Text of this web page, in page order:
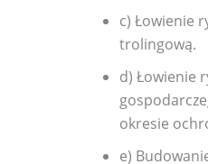
c) Łowienie
trolingową.
d) Łowienie
okresie
e)